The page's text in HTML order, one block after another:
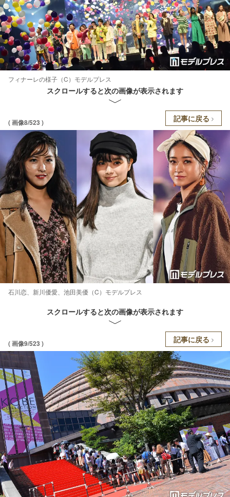
フィナーレの様子（C）モデルプレス
スクロールすると次の画像が表示されます
( 画像8/523 ) 記事に戻る
石川恋、新川優愛、池田美優（C）モデルプレス
スクロールすると次の画像が表示されます
( 画像9/523 ) 記事に戻る